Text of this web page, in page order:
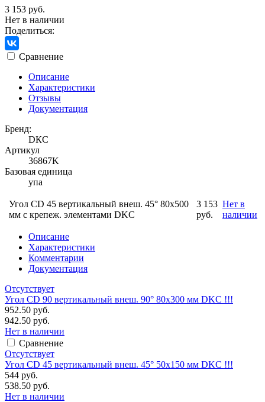
3 153 руб.
Нет в наличии
Поделиться:
Сравнение
Описание
Характеристики
Отзывы
Документация
Бренд:
DКС
Артикул
36867K
Базовая единица
упа
Угол CD 45 вертикальный внеш. 45° 80х500
мм с крепеж. элементами DKC
3 153
руб.
Нет в
наличии
Описание
Характеристики
Комментарии
Документация
Отсутствует
Угол CD 90 вертикальный внеш. 90° 80х300 мм DKC !!!
952.50 руб.
942.50 руб.
Нет в наличии
Сравнение
Отсутствует
Угол CD 45 вертикальный внеш. 45° 50х150 мм DKC !!!
544 руб.
538.50 руб.
Нет в наличии